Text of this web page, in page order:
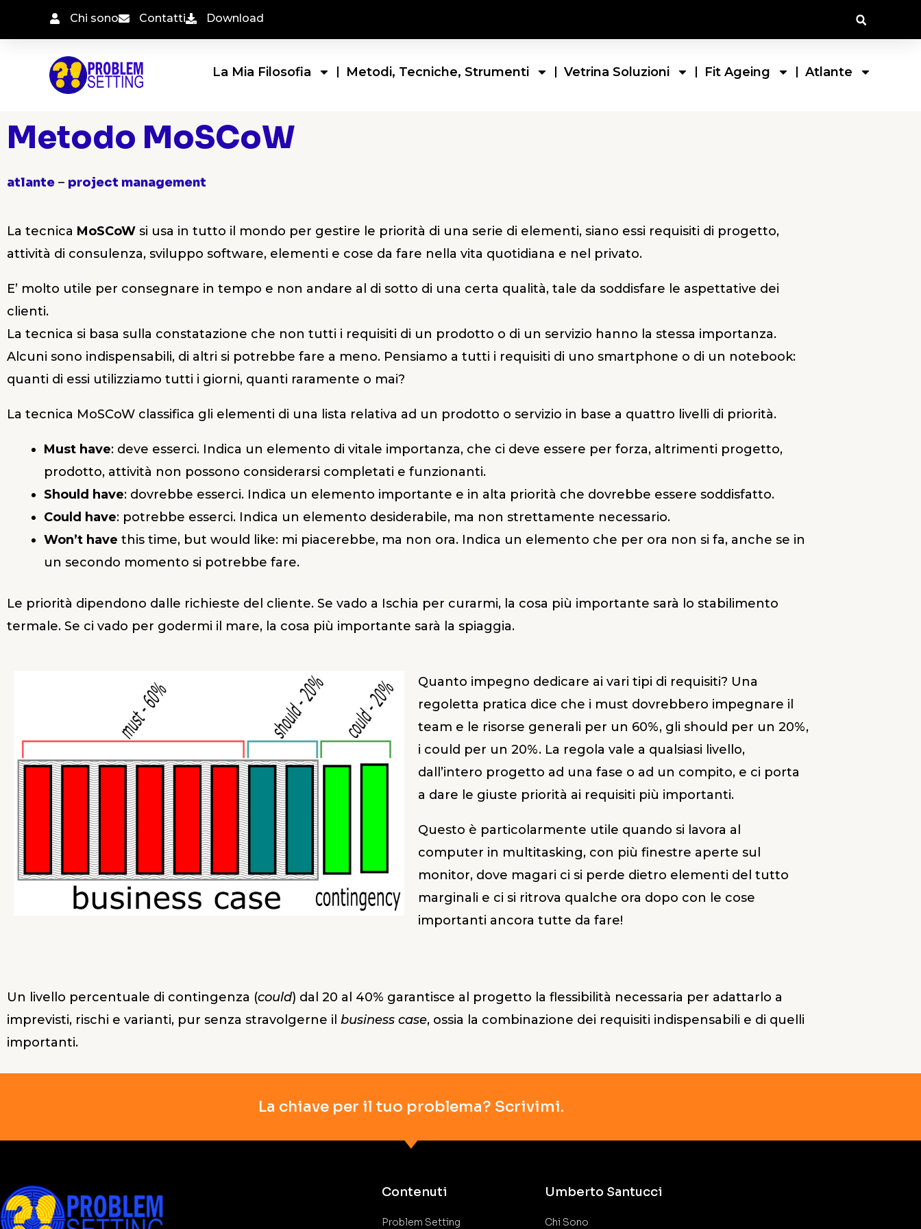
contenuto
Chi sono Contatti Download
La Mia Filosofia Metodi, Tecniche, Strumenti Vetrina Soluzioni Fit Ageing Atlante
Metodo MoSCoW
atlante – project management
La tecnica MoSCoW si usa in tutto il mondo per gestire le priorità di una serie di elementi, siano essi requisiti di progetto,
attività di consulenza, sviluppo software, elementi e cose da fare nella vita quotidiana e nel privato.
E’ molto utile per consegnare in tempo e non andare al di sotto di una certa qualità, tale da soddisfare le aspettative dei
clienti.
La tecnica si basa sulla constatazione che non tutti i requisiti di un prodotto o di un servizio hanno la stessa importanza.
Alcuni sono indispensabili, di altri si potrebbe fare a meno. Pensiamo a tutti i requisiti di uno smartphone o di un notebook:
quanti di essi utilizziamo tutti i giorni, quanti raramente o mai?
La tecnica MoSCoW classifica gli elementi di una lista relativa ad un prodotto o servizio in base a quattro livelli di priorità.
Must have: deve esserci. Indica un elemento di vitale importanza, che ci deve essere per forza, altrimenti progetto,
prodotto, attività non possono considerarsi completati e funzionanti.
Should have: dovrebbe esserci. Indica un elemento importante e in alta priorità che dovrebbe essere soddisfatto.
Could have: potrebbe esserci. Indica un elemento desiderabile, ma non strettamente necessario.
Won’t have this time, but would like: mi piacerebbe, ma non ora. Indica un elemento che per ora non si fa, anche se in
un secondo momento si potrebbe fare.
Le priorità dipendono dalle richieste del cliente. Se vado a Ischia per curarmi, la cosa più importante sarà lo stabilimento
termale. Se ci vado per godermi il mare, la cosa più importante sarà la spiaggia.
Quanto impegno dedicare ai vari tipi di requisiti? Una
regoletta pratica dice che i must dovrebbero impegnare il
team e le risorse generali per un 60%, gli should per un 20%,
i could per un 20%. La regola vale a qualsiasi livello,
dall’intero progetto ad una fase o ad un compito, e ci porta
a dare le giuste priorità ai requisiti più importanti.
Questo è particolarmente utile quando si lavora al
computer in multitasking, con più finestre aperte sul
monitor, dove magari ci si perde dietro elementi del tutto
marginali e ci si ritrova qualche ora dopo con le cose
importanti ancora tutte da fare!
Un livello percentuale di contingenza (could) dal 20 al 40% garantisce al progetto la flessibilità necessaria per adattarlo a
imprevisti, rischi e varianti, pur senza stravolgerne il business case, ossia la combinazione dei requisiti indispensabili e di quelli
importanti.
La chiave per il tuo problema? Scrivimi.
Contenuti
Problem Setting
Umberto Santucci
Chi Sono